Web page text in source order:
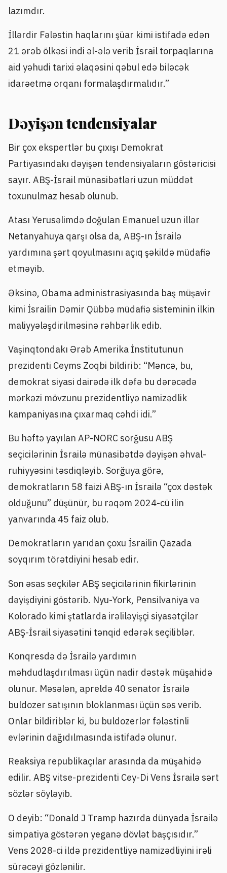
lazımdır.
İllərdir Fələstin haqlarını şüar kimi istifadə edən
21 ərəb ölkəsi indi əl-ələ verib İsrail torpaqlarına
aid yəhudi tarixi əlaqəsini qəbul edə biləcək
idarəetmə orqanı formalaşdırmalıdır.”
Dəyişən tendensiyalar
Bir çox ekspertlər bu çıxışı Demokrat
Partiyasındakı dəyişən tendensiyaların göstəricisi
sayır. ABŞ-İsrail münasibətləri uzun müddət
toxunulmaz hesab olunub.
Atası Yerusəlimdə doğulan Emanuel uzun illər
Netanyahuya qarşı olsa da, ABŞ-ın İsrailə
yardımına şərt qoyulmasını açıq şəkildə müdafiə
etməyib.
Əksinə, Obama administrasiyasında baş müşavir
kimi İsrailin Dəmir Qübbə müdafiə sisteminin ilkin
maliyyələşdirilməsinə rəhbərlik edib.
Vaşinqtondakı Ərəb Amerika İnstitutunun
prezidenti Ceyms Zoqbi bildirib: “Məncə, bu,
demokrat siyasi dairədə ilk dəfə bu dərəcədə
mərkəzi mövzunu prezidentliyə namizədlik
kampaniyasına çıxarmaq cəhdi idi.”
Bu həftə yayılan AP-NORC sorğusu ABŞ
seçicilərinin İsrailə münasibətdə dəyişən əhval-
ruhiyyəsini təsdiqləyib. Sorğuya görə,
demokratların 58 faizi ABŞ-ın İsrailə “çox dəstək
olduğunu” düşünür, bu rəqəm 2024-cü ilin
yanvarında 45 faiz olub.
Demokratların yarıdan çoxu İsrailin Qazada
soyqırım törətdiyini hesab edir.
Son əsas seçkilər ABŞ seçicilərinin fikirlərinin
dəyişdiyini göstərib. Nyu-York, Pensilvaniya və
Kolorado kimi ştatlarda irəliləyişçi siyasətçilər
ABŞ-İsrail siyasətini tənqid edərək seçiliblər.
Konqresdə də İsrailə yardımın
məhdudlaşdırılması üçün nadir dəstək müşahidə
olunur. Məsələn, apreldə 40 senator İsrailə
buldozer satışının bloklanması üçün səs verib.
Onlar bildiriblər ki, bu buldozerlər fələstinli
evlərinin dağıdılmasında istifadə olunur.
Reaksiya republikaçılar arasında da müşahidə
edilir. ABŞ vitse-prezidenti Cey-Di Vens İsrailə sərt
sözlər söyləyib.
O deyib: “Donald J Tramp hazırda dünyada İsrailə
simpatiya göstərən yeganə dövlət başçısıdır.”
Vens 2028-ci ildə prezidentliyə namizədliyini irəli
sürəcəyi gözlənilir.